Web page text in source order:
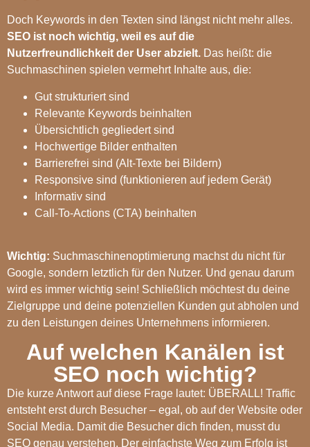
Doch Keywords in den Texten sind längst nicht mehr alles.
SEO ist noch wichtig, weil es auf die
Nutzerfreundlichkeit der User abzielt. Das heißt: die
Suchmaschinen spielen vermehrt Inhalte aus, die:
Gut strukturiert sind
Relevante Keywords beinhalten
Übersichtlich gegliedert sind
Hochwertige Bilder enthalten
Barrierefrei sind (Alt-Texte bei Bildern)
Responsive sind (funktionieren auf jedem Gerät)
Informativ sind
Call-To-Actions (CTA) beinhalten
Wichtig: Suchmaschinenoptimierung machst du nicht für
Google, sondern letztlich für den Nutzer. Und genau darum
wird es immer wichtig sein! Schließlich möchtest du deine
Zielgruppe und deine potenziellen Kunden gut abholen und
zu den Leistungen deines Unternehmens informieren.
Auf welchen Kanälen ist
SEO noch wichtig?
Die kurze Antwort auf diese Frage lautet: ÜBERALL! Traffic
entsteht erst durch Besucher – egal, ob auf der Website oder
Social Media. Damit die Besucher dich finden, musst du
SEO genau verstehen. Der einfachste Weg zum Erfolg ist